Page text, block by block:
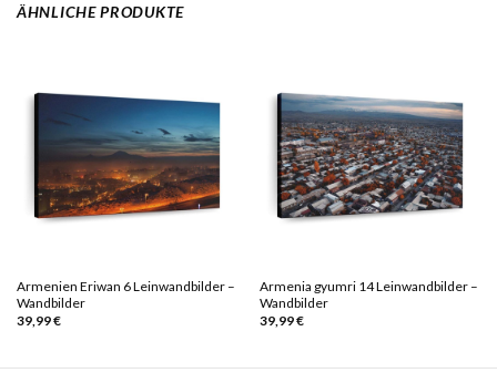
ÄHNLICHE PRODUKTE
Armenien Eriwan 6 Leinwandbilder –
Wandbilder
39,99€
Armenia gyumri 14 Leinwandbilder –
Wandbilder
39,99€